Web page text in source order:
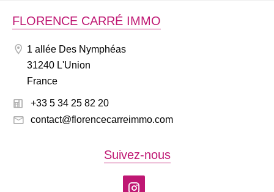
FLORENCE CARRÉ IMMO
1 allée Des Nymphéas
31240 L'Union
France
+33 5 34 25 82 20
contact@florencecarreimmo.com
Suivez-nous